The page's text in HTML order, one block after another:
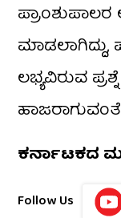
ಲಭ್ಯವಿರುವ
ಕರ್ನಾಟಕದ
Follow Us